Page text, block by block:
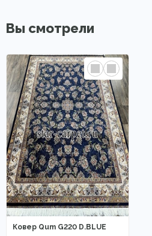
Вы смотрели
Ковер Qum G220 D.BLUE